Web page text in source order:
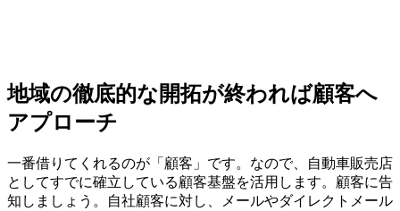
地域の徹底的な開拓が終われば顧客へ
アプローチ
一番借りてくれるのが「顧客」です。なので、自動車販売店
としてすでに確立している顧客基盤を活用します。顧客に告
知しましょう。自社顧客に対し、メールやダイレクトメール